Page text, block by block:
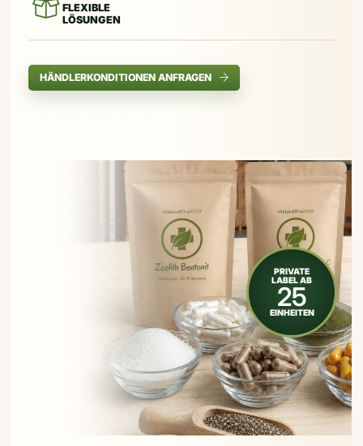
FLEXIBLE
LÖSUNGEN
HÄNDLERKONDITIONEN ANFRAGEN
PRIVATE
LABEL AB
25
EINHEITEN